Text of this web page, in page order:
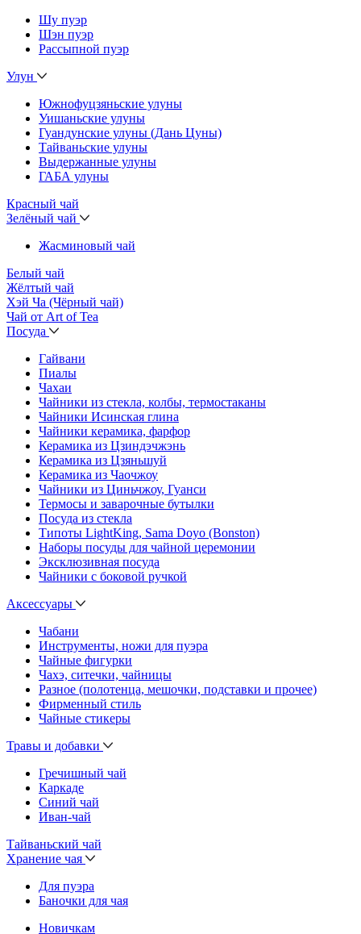
Шу пуэр
Шэн пуэр
Рассыпной пуэр
Улун
Южнофуцзяньские улуны
Уишаньские улуны
Гуандунские улуны (Дань Цуны)
Тайваньские улуны
Выдержанные улуны
ГАБА улуны
Красный чай
Зелёный чай
Жасминовый чай
Белый чай
Жёлтый чай
Хэй Ча (Чёрный чай)
Чай от Art of Tea
Посуда
Гайвани
Пиалы
Чахаи
Чайники из стекла, колбы, термостаканы
Чайники Исинская глина
Чайники керамика, фарфор
Керамика из Цзиндэчжэнь
Керамика из Цзяньшуй
Керамика из Чаочжоу
Чайники из Циньчжоу, Гуанси
Термосы и заварочные бутылки
Посуда из стекла
Типоты LightKing, Sama Doyo (Bonston)
Наборы посуды для чайной церемонии
Эксклюзивная посуда
Чайники с боковой ручкой
Аксессуары
Чабани
Инструменты, ножи для пуэра
Чайные фигурки
Чахэ, ситечки, чайницы
Разное (полотенца, мешочки, подставки и прочее)
Фирменный стиль
Чайные стикеры
Травы и добавки
Гречишный чай
Каркаде
Синий чай
Иван-чай
Тайваньский чай
Хранение чая
Для пуэра
Баночки для чая
Новичкам